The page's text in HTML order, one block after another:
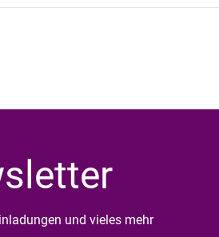
und vieles mehr